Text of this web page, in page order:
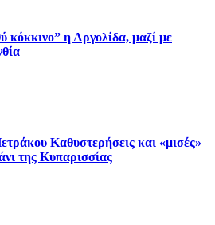
κόκκινο” η Αργολίδα, μαζί με
Καθυστερήσεις και «μισές»
της Κυπαρισσίας